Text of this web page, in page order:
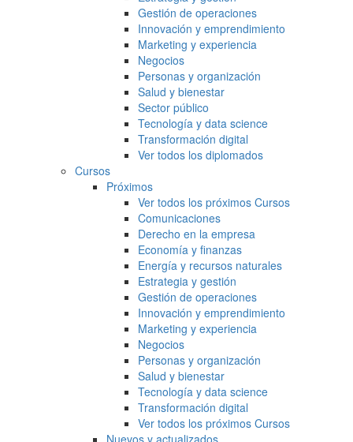
Gestión de operaciones
Innovación y emprendimiento
Marketing y experiencia
Negocios
Personas y organización
Salud y bienestar
Sector público
Tecnología y data science
Transformación digital
Ver todos los diplomados
Cursos
Próximos
Ver todos los próximos Cursos
Comunicaciones
Derecho en la empresa
Economía y finanzas
Energía y recursos naturales
Estrategia y gestión
Gestión de operaciones
Innovación y emprendimiento
Marketing y experiencia
Negocios
Personas y organización
Salud y bienestar
Tecnología y data science
Transformación digital
Ver todos los próximos Cursos